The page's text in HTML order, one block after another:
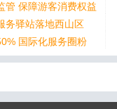
管 保障游客消费权益
务驿站落地西山区
国际化服务圈粉